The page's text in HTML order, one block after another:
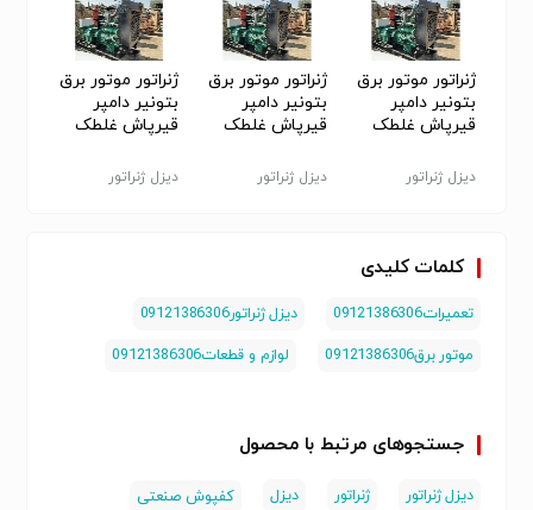
ژنراتور موتور برق
بتونیر دامپر
قیرپاش غلطک
دیزل ژنراتور
ژنراتور موتور برق
بتونیر دامپر
قیرپاش غلطک
دیزل ژنراتور
ژنراتور موتور برق
بتونیر دامپر
قیرپاش غلطک
دیزل ژنراتور
کلمات کلیدی
تعمیرات09121386306
دیزل ژنراتور09121386306
موتور برق09121386306
لوازم و قطعات09121386306
جستجوهای مرتبط با محصول
دیزل ژنراتور ژنراتور دیزل کفپوش صنعتی